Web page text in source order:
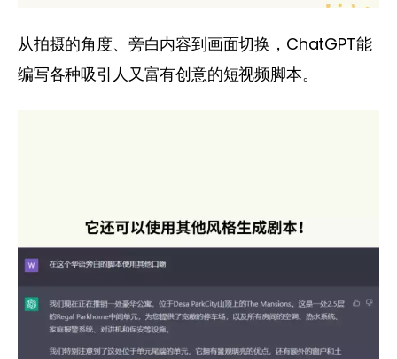
从拍摄的角度、旁白内容到画面切换，ChatGPT能
编写各种吸引人又富有创意的短视频脚本。